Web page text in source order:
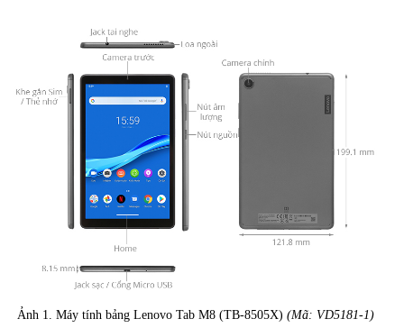
Ảnh 1. Máy tính bảng Lenovo Tab M8 (TB-8505X) (Mã: VD5181-1)